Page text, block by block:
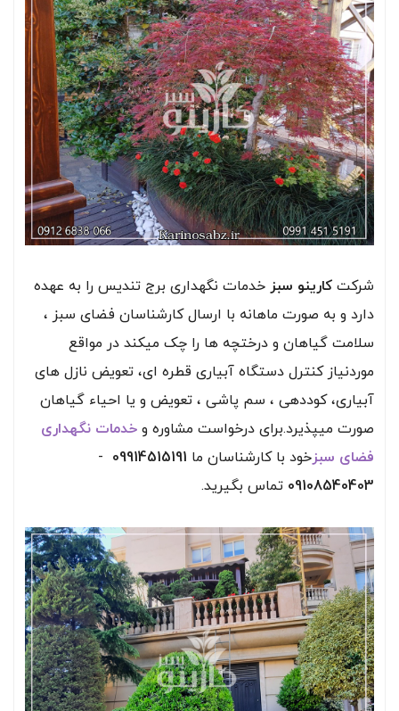
شرکت کارینو سبز خدمات نگهداری برج تندیس را به عهده
دارد و به صورت ماهانه با ارسال کارشناسان فضای سبز ،
سلامت گیاهان و درختچه ها را چک میکند در مواقع
موردنیاز کنترل دستگاه آبیاری قطره ای، تعویض نازل های
آبیاری، کوددهی ، سم پاشی ، تعویض و یا احیاء گیاهان
صورت میپذیرد.برای درخواست مشاوره و خدمات نگهداری
فضای سبزخود با کارشناسان ما 09914515191
-
09108540403 تماس بگیرید.